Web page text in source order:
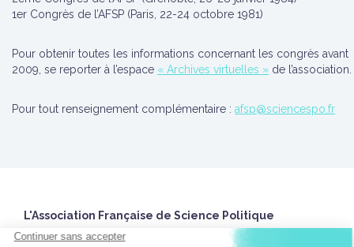
1er Congrès de l’AFSP (Paris, 22-24 octobre 1981)
Pour obtenir toutes les informations concernant les congrès avant
2009, se reporter à l’espace « Archives virtuelles » de l’association.
Pour tout renseignement complémentaire : afsp@sciencespo.fr
L'Association Française de Science Politique